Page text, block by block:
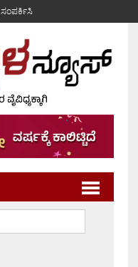
ಸಂಪರ್ಕಿಸಿ